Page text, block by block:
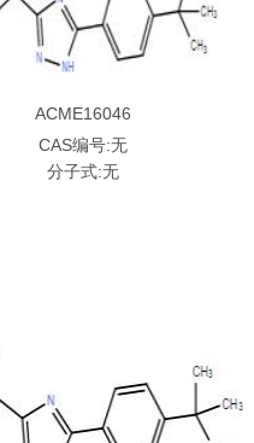
ACME16046
CAS编号:无
分子式:无